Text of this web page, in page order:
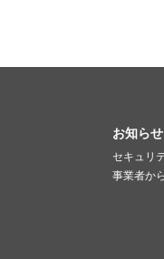
お知らせ
セキュリ
事業者か